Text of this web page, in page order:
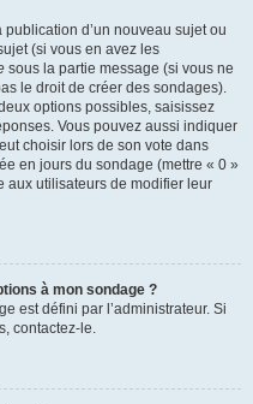
d’un nouveau sujet ou
(si vous en avez les
sous la partie message (si vous ne
le droit de créer des sondages).
options possibles, saisissez
Vous pouvez aussi indiquer
choisir lors de son vote dans
en jours du sondage (mettre « 0 »
aux utilisateurs de modifier leur
à mon sondage ?
est défini par l’administrateur. Si
contactez-le.